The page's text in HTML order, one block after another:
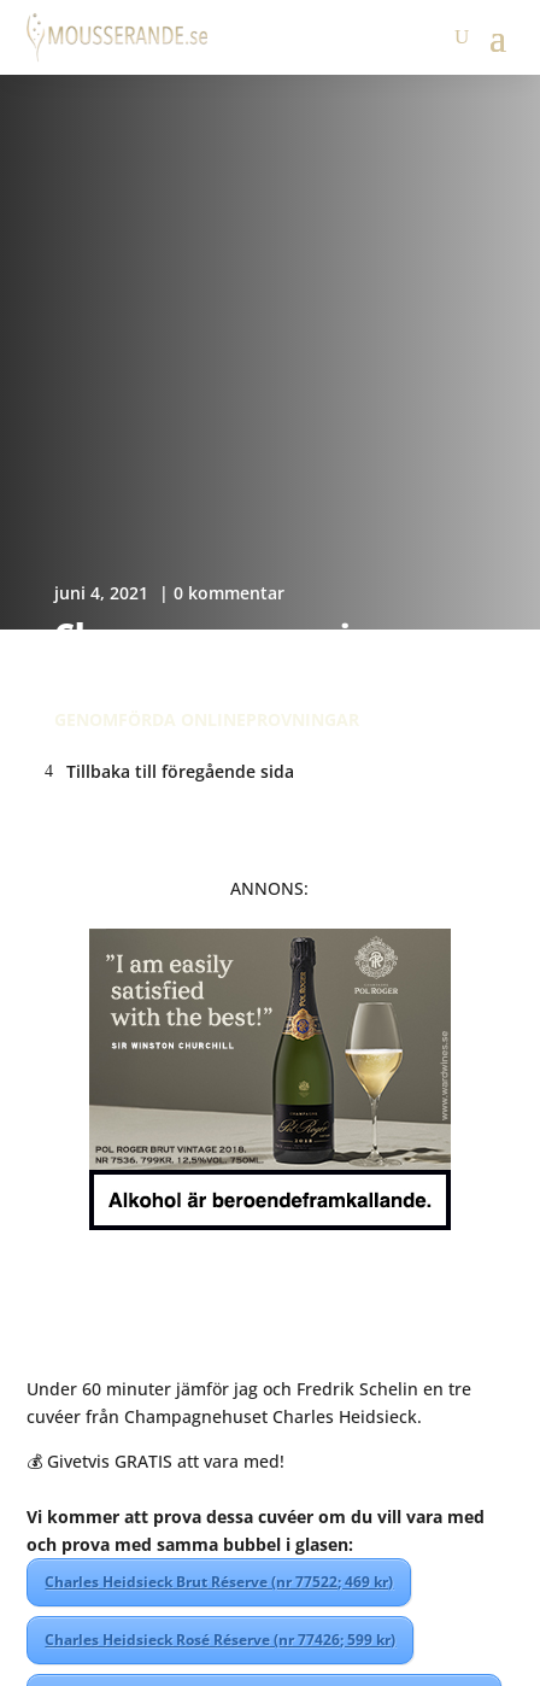
juni 4, 2021 | 0 kommentar
Champagneprovning
GENOMFÖRDA ONLINEPROVNINGAR
Tillbaka till föregående sida
ANNONS:
Under 60 minuter jämför jag och Fredrik Schelin en tre
cuvéer från Champagnehuset Charles Heidsieck.
💰 Givetvis GRATIS att vara med!⁠
Vi kommer att prova dessa cuvéer om du vill vara med
och prova med samma bubbel i glasen:
Charles Heidsieck Brut Réserve (nr 77522; 469 kr)⁠⁠⁠⁠⁠
Charles Heidsieck Rosé Réserve (nr 77426; 599 kr)⁠⁠⁠⁠⁠